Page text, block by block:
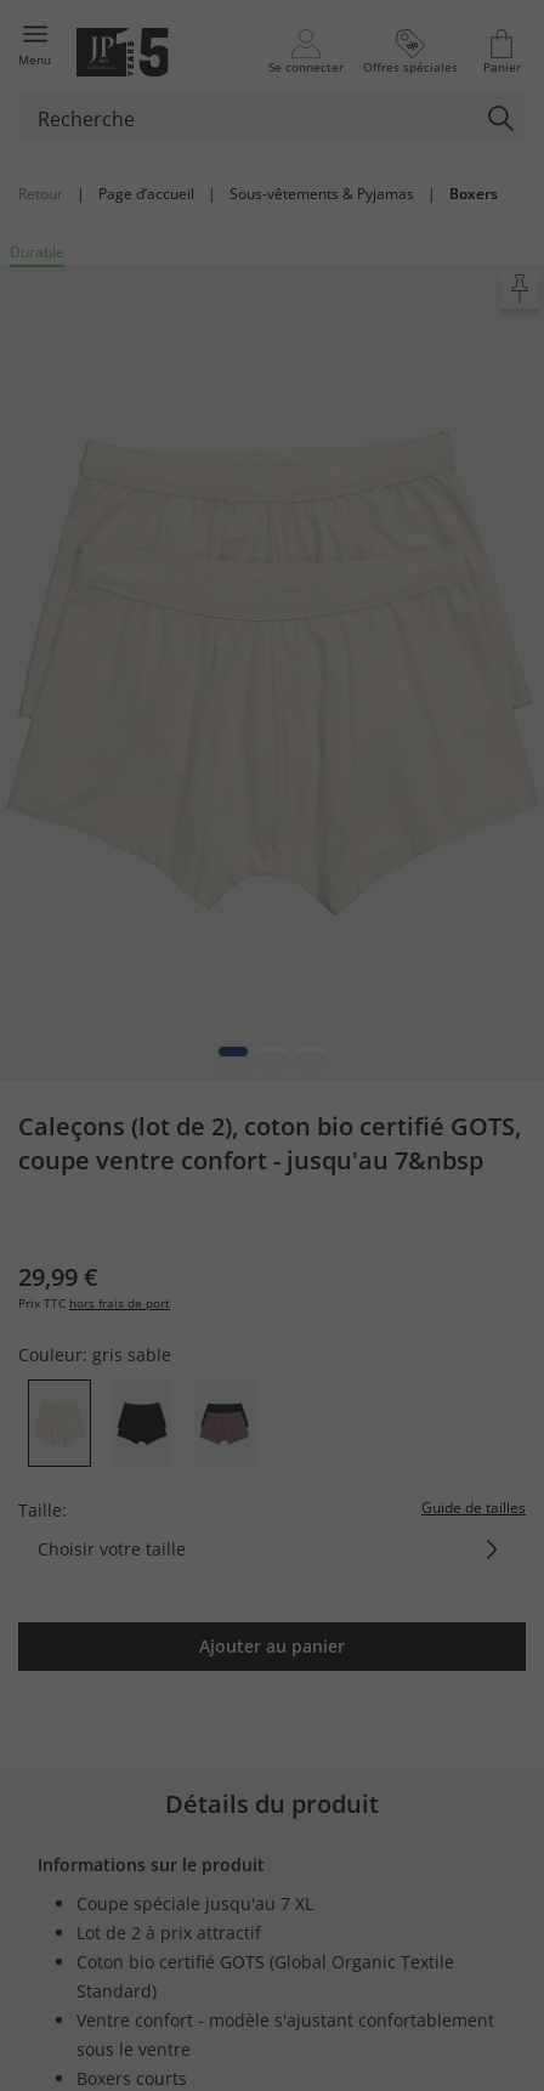
Menu Se connecter Offres spéciales Panier
Retour | Page d’accueil | Sous-vêtements & Pyjamas | Boxers
Durable
1
Caleçons (lot de 2), coton bio certifié GOTS,
coupe ventre confort - jusqu'au 7&nbsp
29,99 €
Prix TTC hors frais de port
Couleur: gris sable
Taille: Guide de tailles
Choisir votre taille
Ajouter au panier
Détails du produit
Informations sur le produit
Coupe spéciale jusqu'au 7 XL
Lot de 2 à prix attractif
Coton bio certifié GOTS (Global Organic Textile
Standard)
Ventre confort - modèle s'ajustant confortablement
sous le ventre
Boxers courts